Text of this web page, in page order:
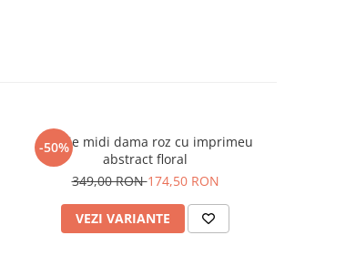
-50%
Rochie midi dama roz cu imprimeu
abstract floral
349,00 RON174,50 RON
VEZI VARIANTE